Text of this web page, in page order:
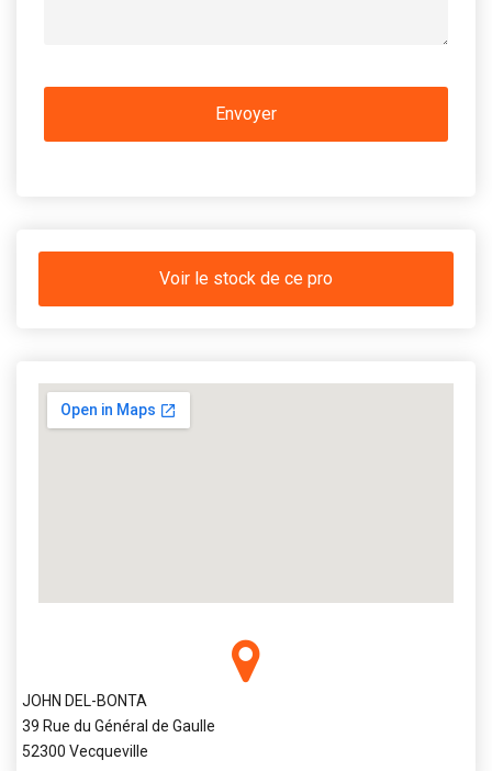
Voir le stock de ce pro
JOHN DEL-BONTA
39 Rue du Général de Gaulle
52300 Vecqueville